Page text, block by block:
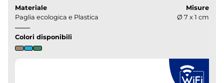
Materiale
Paglia ecologica e Plastica
Misure
Ø 7 x 1 cm
Colori disponibili